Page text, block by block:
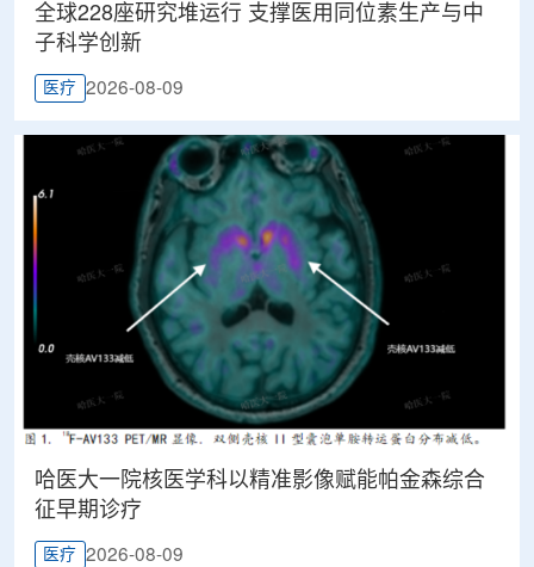
全球228座研究堆运行 支撑医用同位素生产与中
子科学创新
医疗 2026-08-09
哈医大一院核医学科以精准影像赋能帕金森综合
征早期诊疗
医疗 2026-08-09